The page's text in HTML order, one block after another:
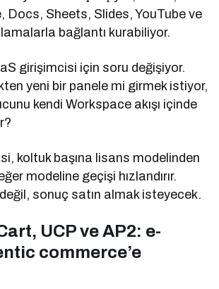
Docs, Sheets, Slides, YouTube ve
bağlantı kurabiliyor.
girişimcisi için soru değişiyor.
yeni bir panele mi girmek istiyor,
kendi Workspace akışı içinde
koltuk başına lisans modelinden
modeline geçişi hızlandırır.
değil, sonuç satın almak isteyecek.
UCP ve AP2: e-
commerce’e